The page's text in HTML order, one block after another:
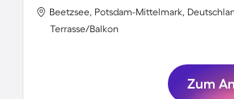
Beetzsee, Potsdam-Mittelmark,
Terrasse/Balkon
Zum